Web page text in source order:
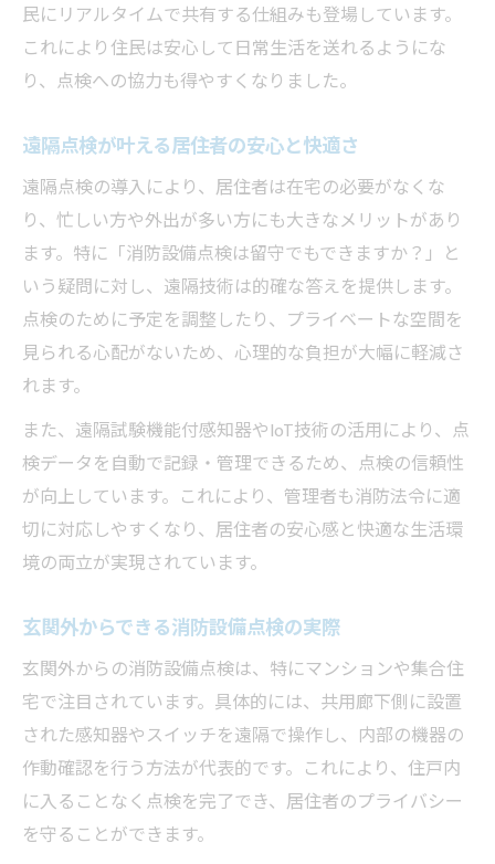
民にリアルタイムで共有する仕組みも登場しています。
これにより住民は安心して日常生活を送れるようにな
り、点検への協力も得やすくなりました。
遠隔点検が叶える居住者の安心と快適さ
遠隔点検の導入により、居住者は在宅の必要がなくな
り、忙しい方や外出が多い方にも大きなメリットがあり
ます。特に「消防設備点検は留守でもできますか？」と
いう疑問に対し、遠隔技術は的確な答えを提供します。
点検のために予定を調整したり、プライベートな空間を
見られる心配がないため、心理的な負担が大幅に軽減さ
れます。
また、遠隔試験機能付感知器やIoT技術の活用により、点
検データを自動で記録・管理できるため、点検の信頼性
が向上しています。これにより、管理者も消防法令に適
切に対応しやすくなり、居住者の安心感と快適な生活環
境の両立が実現されています。
玄関外からできる消防設備点検の実際
玄関外からの消防設備点検は、特にマンションや集合住
宅で注目されています。具体的には、共用廊下側に設置
された感知器やスイッチを遠隔で操作し、内部の機器の
作動確認を行う方法が代表的です。これにより、住戸内
に入ることなく点検を完了でき、居住者のプライバシー
を守ることができます。